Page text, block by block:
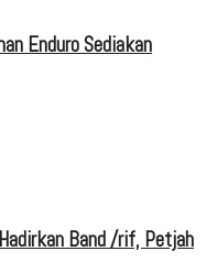
Enduro Sediakan
Band /rif, Petjah